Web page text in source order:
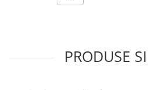
PRODUSE